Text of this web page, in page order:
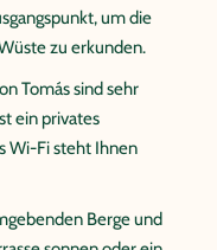
um die
zu erkunden.
Tomás sind sehr
ein privates
Wi-Fi steht Ihnen
Berge und